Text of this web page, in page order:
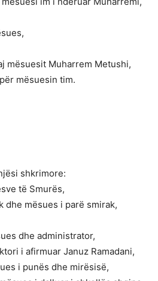
mësuesit Muharrem Metushi,
mësuesin tim.
shkrimore:
të Smurës,
dhe mësues i parë smirak,
dhe administrator,
i afirmuar Januz Ramadani,
i punës dhe mirësisë,